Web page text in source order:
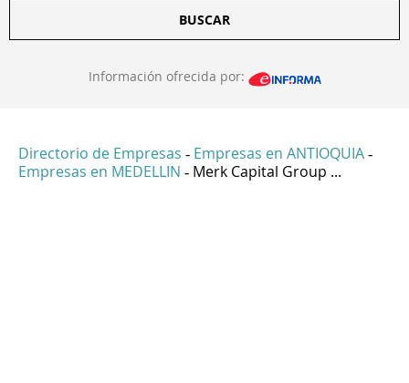
BUSCAR
Información ofrecida por:
Directorio de Empresas - Empresas en ANTIOQUIA -
Empresas en MEDELLIN - Merk Capital Group ...